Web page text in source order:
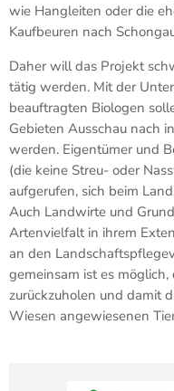
wie Hangleiten oder die
Kaufbeuren nach
Daher will das Projekt
tätig werden. Mit der
beauftragten Biologen
Gebieten Ausschau nach
werden. Eigentümer und
(die keine Streu- oder
aufgerufen, sich beim
Auch Landwirte und
Artenvielfalt in ihrem
an den
gemeinsam ist es
zurückzuholen und damit
Wiesen angewiesenen